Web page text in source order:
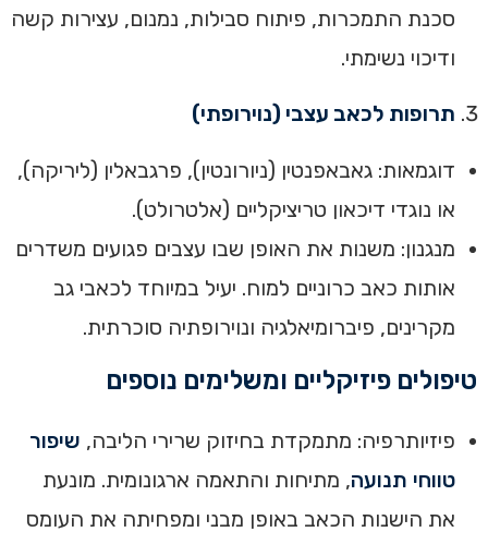
סכנת התמכרות, פיתוח סבילות, נמנום, עצירות קשה
ודיכוי נשימתי.
תרופות לכאב עצבי (נוירופתי)
דוגמאות: גאבאפנטין (ניורונטין), פרגבאלין (ליריקה),
או נוגדי דיכאון טריציקליים (אלטרולט).
מנגנון: משנות את האופן שבו עצבים פגועים משדרים
אותות כאב כרוניים למוח. יעיל במיוחד לכאבי גב
מקרינים, פיברומיאלגיה ונוירופתיה סוכרתית.
טיפולים פיזיקליים ומשלימים נוספים
פיזיותרפיה: מתמקדת בחיזוק שרירי הליבה, שיפור
טווחי תנועה, מתיחות והתאמה ארגונומית. מונעת
את הישנות הכאב באופן מבני ומפחיתה את העומס